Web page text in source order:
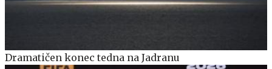
Dramatičen konec tedna na Jadranu